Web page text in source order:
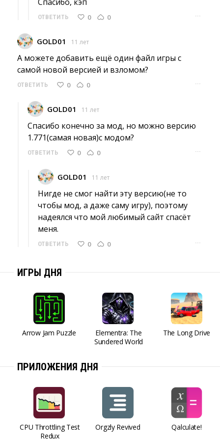
ОТВЕТИТЬ 0 0 ···
GOLD01 11 лет
А можете добавить ещё один файл игры с
самой новой версией и взломом?
ОТВЕТИТЬ 0 0 ···
GOLD01 11 лет
Спасибо конечно за мод, но можно версию
1.771(самая новая)с модом?
ОТВЕТИТЬ 0 0 ···
GOLD01 11 лет
Нигде не смог найти эту версию(не то
чтобы мод, а даже саму игру), поэтому
надеялся что мой любимый сайт спасёт
меня.
ОТВЕТИТЬ 0 0 ···
ИГРЫ ДНЯ
Arrow Jam Puzzle
Elementra: The
Sundered World
The Long Drive
ПРИЛОЖЕНИЯ ДНЯ
CPU Throttling Test
Redux
Orgzly Revived Qalculate!